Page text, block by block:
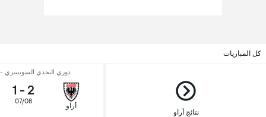
كل المباريات
نتائج أراو
دوري التحدي السويسري -
أراو
2
-
1
07/08